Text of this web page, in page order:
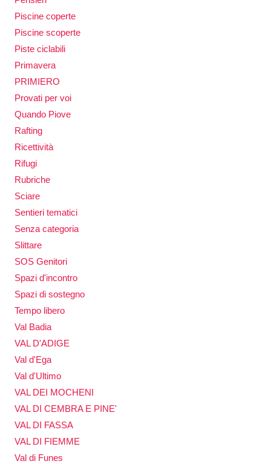
Piscine coperte
Piscine scoperte
Piste ciclabili
Primavera
PRIMIERO
Provati per voi
Quando Piove
Rafting
Ricettività
Rifugi
Rubriche
Sciare
Sentieri tematici
Senza categoria
Slittare
SOS Genitori
Spazi d'incontro
Spazi di sostegno
Tempo libero
Val Badia
VAL D'ADIGE
Val d'Ega
Val d'Ultimo
VAL DEI MOCHENI
VAL DI CEMBRA E PINE'
VAL DI FASSA
VAL DI FIEMME
Val di Funes